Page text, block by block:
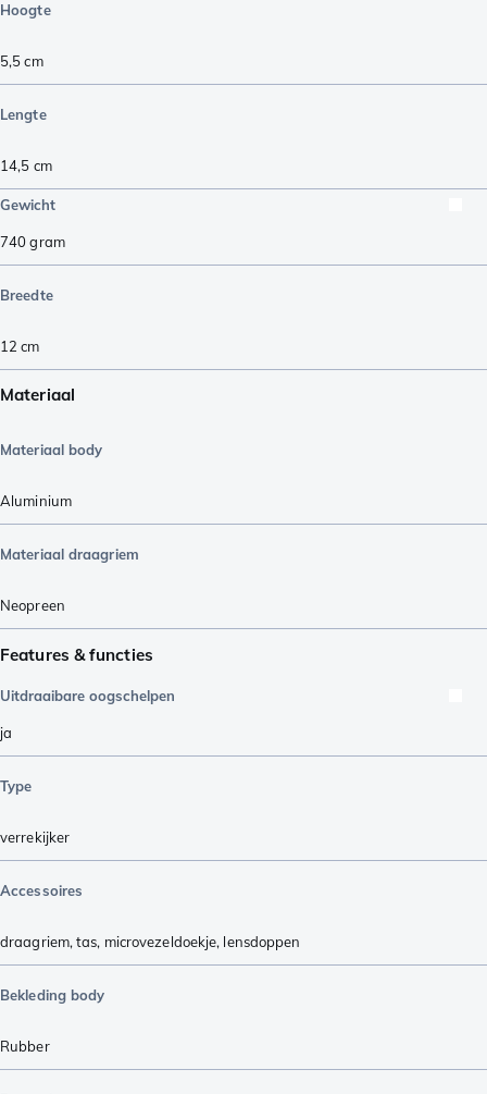
Hoogte
5,5cm
Lengte
14,5 cm
Gewicht
740gram
Breedte
12 cm
Materiaal
Materiaal body
Aluminium
Materiaal draagriem
Neopreen
Features & functies
Uitdraaibare oogschelpen
ja
Type
verrekijker
Accessoires
draagriem,tas, microvezeldoekje, lensdoppen
Bekleding body
Rubber